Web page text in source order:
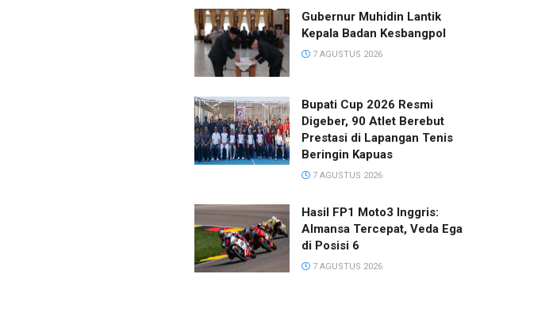
Gubernur Muhidin Lantik
Kepala Badan Kesbangpol
7 AGUSTUS 2026
Bupati Cup 2026 Resmi
Digeber, 90 Atlet Berebut
Prestasi di Lapangan Tenis
Beringin Kapuas
7 AGUSTUS 2026
Hasil FP1 Moto3 Inggris:
Almansa Tercepat, Veda Ega
di Posisi 6
7 AGUSTUS 2026